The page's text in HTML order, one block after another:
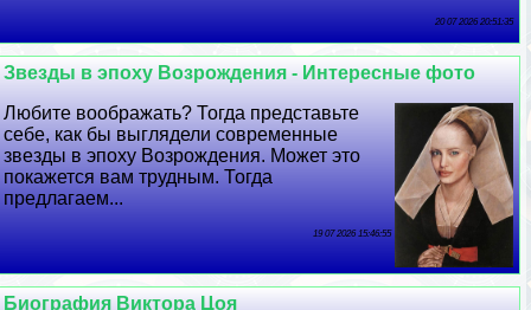
20 07 2026 20:51:35
Звезды в эпоху Возрождения - Интересные фото
Любите воображать? Тогда представьте
себе, как бы выглядели современные
звезды в эпоху Возрождения. Может это
покажется вам трудным. Тогда
предлагаем...
19 07 2026 15:46:55
Биография Виктора Цоя